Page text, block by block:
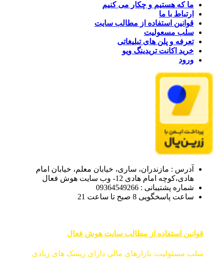
ما که هستیم و چکار می کنیم
ارتباط با ما
قوانین استفاده از مطالب سایت
سلب مسعولیت
تعرفه و پلن های تبلیغاتی
خرید اکانت تریدینگ ویو
ورود
آدرس : مازندران، ساری، خیابان معلم، خیابان امام
هادی،کوچه امام هادی 12- وب سایت هوش فعال
شماره پشتیبانی : 09364549266
ساعت پاسخگویی 8 صبح تا ساعت 21
قوانین استفاده از مطالب سایت هوش فعال
سلب مسئولیت: بازارهای مالی دارای ریسک های زیادی